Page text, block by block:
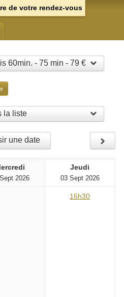
60min. - 75 min - 79 €
la liste
une date
2026
Jeudi
03 Sept 2026
16h30
de votre rendez-vous